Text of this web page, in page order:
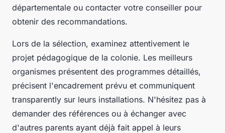
départementale ou contacter votre conseiller pour
obtenir des recommandations.
Lors de la sélection, examinez attentivement le
projet pédagogique de la colonie. Les meilleurs
organismes présentent des programmes détaillés,
précisent l'encadrement prévu et communiquent
transparently sur leurs installations. N'hésitez pas à
demander des références ou à échanger avec
d'autres parents ayant déjà fait appel à leurs